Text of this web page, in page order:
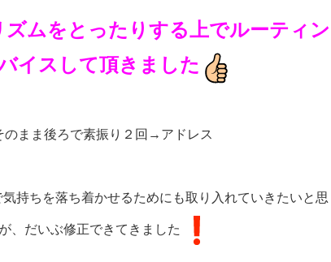
ムをとったりする上でルーティン
イスして頂きました
まま後ろで素振り２回→アドレス
持ちを落ち着かせるためにも取り入れていきたいと思
、だいぶ修正できてきました